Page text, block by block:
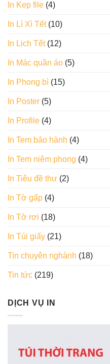
In Kẹp file (4)
In Lì Xì Tết(10)
In Lịch Tết(12)
In Mác quần áo (5)
In Phong bì (15)
In Poster (5)
In Profile (4)
In Tem bảo hành (4)
In Tem niêm phong (4)
In Tiêu đề thư (2)
In Tờ gấp (4)
In Tờ rơi (18)
In Túi giấy (21)
Tin chuyên nghành (18)
Tin tức (219)
DỊCH VỤ IN